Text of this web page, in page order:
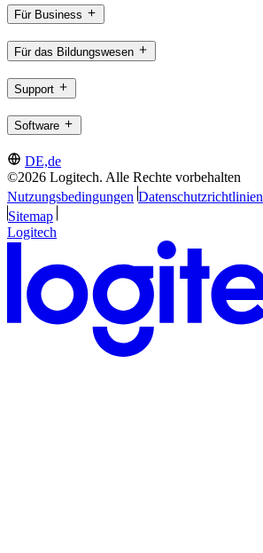
Für Business
Für das Bildungswesen
Support
Software
DE,de
©2026 Logitech. Alle Rechte vorbehalten
Nutzungsbedingungen Datenschutzrichtlinien
Sitemap
Logitech